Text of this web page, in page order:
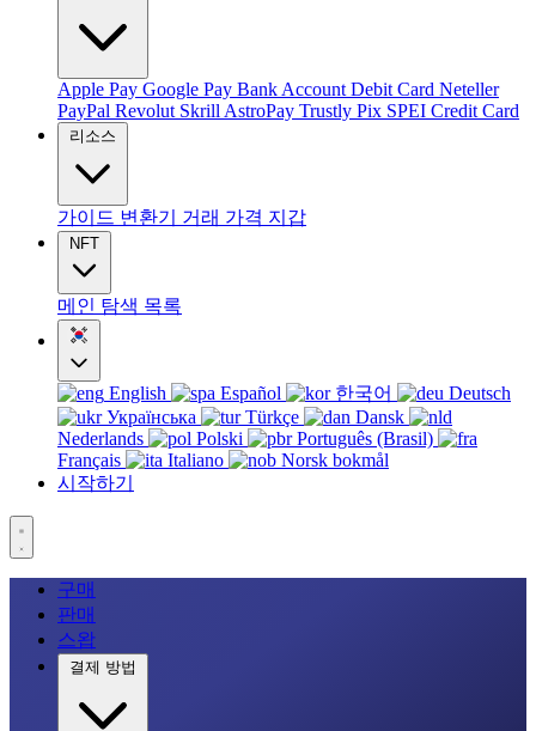
Apple Pay Google Pay Bank Account Debit Card Neteller
PayPal Revolut Skrill AstroPay Trustly Pix SPEI Credit Card
리소스
가이드 변환기 거래 가격 지갑
NFT
메인 탐색 목록
English Español 한국어
Deutsch
Українська
Türkçe
Dansk
Nederlands
Polski
Português (Brasil)
Français
Italiano
Norsk bokmål
시작하기
구매
판매
스왑
결제 방법